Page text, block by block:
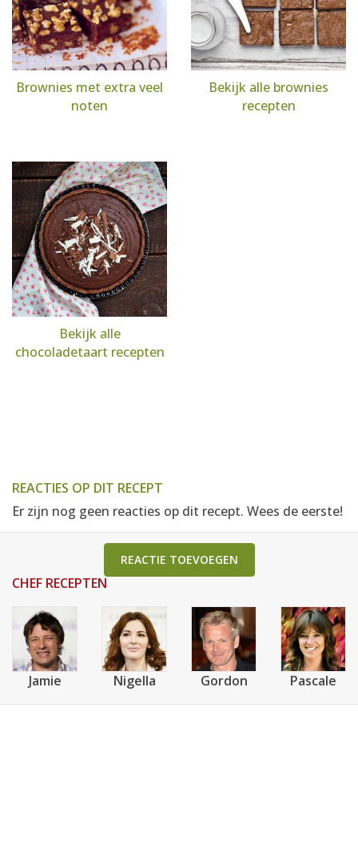
Brownies met extra veel
noten
Bekijk alle brownies
recepten
Bekijk alle
chocoladetaart recepten
REACTIES OP DIT RECEPT
Er zijn nog geen reacties op dit recept. Wees de eerste!
REACTIE TOEVOEGEN
CHEF RECEPTEN
Jamie Nigella Gordon Pascale